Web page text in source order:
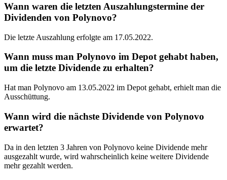
Wann waren die letzten Auszahlungstermine der
Dividenden von Polynovo?
Die letzte Auszahlung erfolgte am 17.05.2022.
Wann muss man Polynovo im Depot gehabt haben,
um die letzte Dividende zu erhalten?
Hat man Polynovo am 13.05.2022 im Depot gehabt, erhielt man die
Ausschüttung.
Wann wird die nächste Dividende von Polynovo
erwartet?
Da in den letzten 3 Jahren von Polynovo keine Dividende mehr
ausgezahlt wurde, wird wahrscheinlich keine weitere Dividende
mehr gezahlt werden.